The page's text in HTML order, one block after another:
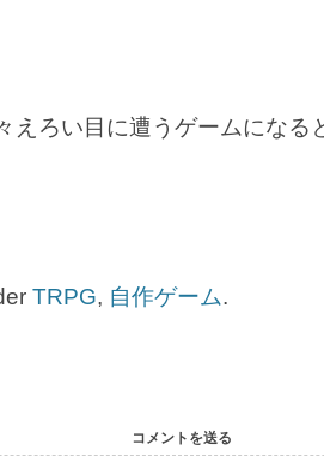
えろい目に遭うゲームになる
TRPG, 自作ゲーム.
コメントを送る